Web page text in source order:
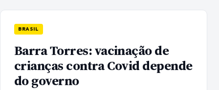
BRASIL
Barra Torres: vacinação de
crianças contra Covid depende
do governo